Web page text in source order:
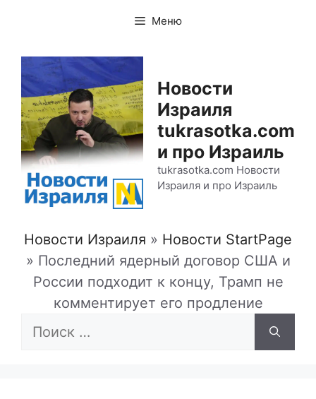
содержимому
Меню
Новости
Израиля
tukrasotka.com
и про Израиль
tukrasotka.com Новости
Израиля и про Израиль
Новости Израиля » Новости StartPage
» Последний ядерный договор США и
России подходит к концу, Трамп не
комментирует его продление
Поиск: